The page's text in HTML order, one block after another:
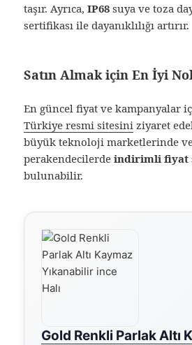
taşır. Ayrıca,IP68 suya ve toza
sertifikası ile dayanıklılığı artırır.
Satın Almak için En İyi
En güncel fiyat ve kampanyalar
Türkiye resmi sitesini ziyaret
büyük teknoloji marketlerinde
perakendecilerdeindirimli fiyat
bulunabilir.
Gold Renkli Parlak Altı